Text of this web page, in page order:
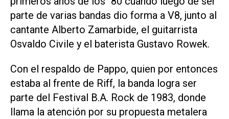
parte de varias bandas dio forma a V8, junto al
cantante Alberto Zamarbide, el guitarrista
Osvaldo Civile y el baterista Gustavo Rowek.
Con el respaldo de Pappo, quien por entonces
estaba al frente de Riff, la banda logra ser
parte del Festival B.A. Rock de 1983, donde
llama la atención por su propuesta metalera